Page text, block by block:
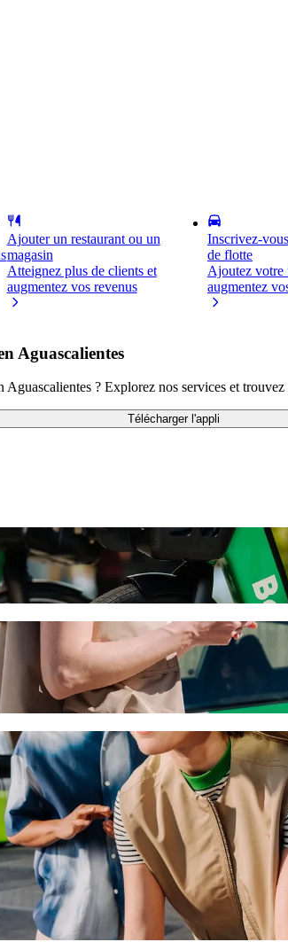
Ajouter un restaurant ou un
magasin
Atteignez plus de clients et
augmentez vos revenus
Inscrivez-
de flotte
Ajoutez votre
augmentez
Aguascalientes
? Explorez nos services et
Télécharger l'appli
en Aguascalientes avec
recherchez le meilleur prix pour aller à Clínica
idéal pour vous.
à Clínica 9 IMSS en
personnes.
voiture équipée d'un siège enfant.
les animaux.
sont accessibles aux fauteuils roulants
la catégorie Economy.